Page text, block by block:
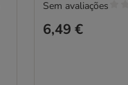
6,49 €
Sem avaliações